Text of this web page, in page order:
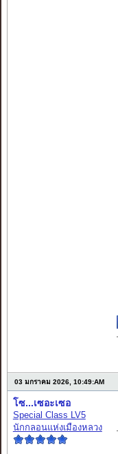
03 มกราคม 2026, 10:49:AM
โซ...เซอะเซอ
Special Class LV5
นักกลอนแห่งเมืองหลวง